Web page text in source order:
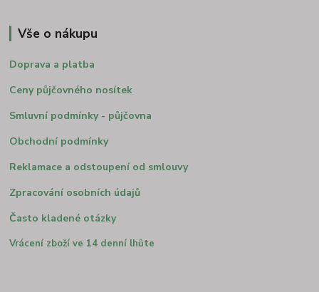
Vše o nákupu
Doprava a platba
Ceny půjčovného nosítek
Smluvní podmínky - půjčovna
Obchodní podmínky
Reklamace a odstoupení od smlouvy
Zpracování osobních údajů
Často kladené otázky
Vrácení zboží ve 14 denní lhůte